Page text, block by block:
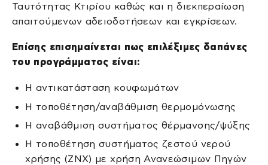
Ταυτότητας Κτιρίου καθώς και η διεκπεραίωση
απαιτούμενων αδειοδοτήσεων και εγκρίσεων.
Επίσης επισημαίνεται πως επιλέξιμες δαπάνες
του προγράμματος είναι:
Η αντικατάσταση κουφωμάτων
Η τοποθέτηση/αναβάθμιση θερμομόνωσης
Η αναβάθμιση συστήματος θέρμανσης/ψύξης
Η τοποθέτηση συστήματος ζεστού νερού
χρήσης (ΖΝΧ) με χρήση Ανανεώσιμων Πηγών